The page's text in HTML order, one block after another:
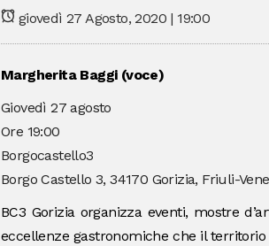
giovedì 27 Agosto, 2020 | 19:00
Margherita Baggi (voce)
Giovedì 27 agosto
Ore 19:00
Borgocastello3
Borgo Castello 3, 34170 Gorizia, Friuli-
BC3 Gorizia organizza eventi, mostre
eccellenze gastronomiche che il